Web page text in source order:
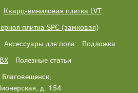
Кварц-виниловая плитка LVT
плитка SPC (замковая)
Аксессуары для пола
Подложка
Полезные статьи
Благовещенск,
д. 154